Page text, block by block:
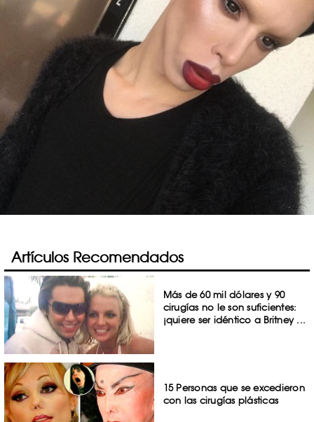
Artículos Recomendados
Más de 60 mil dólares y 90
cirugías no le son suficientes:
¡quiere ser idéntico a Britney ...
15 Personas que se excedieron
con las cirugías plásticas